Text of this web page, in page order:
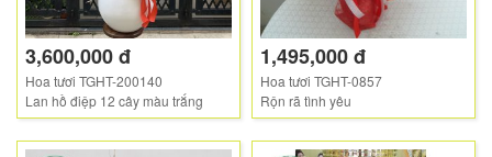
3,600,000 đ
Hoa tươi TGHT-200140
Lan hồ điệp 12 cây màu trắng
1,495,000 đ
Hoa tươi TGHT-0857
Rộn rã tình yêu